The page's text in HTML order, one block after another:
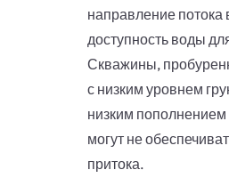
направление потока
доступность воды
Скважины,
с низким уровнем
низким
могут не
притока.